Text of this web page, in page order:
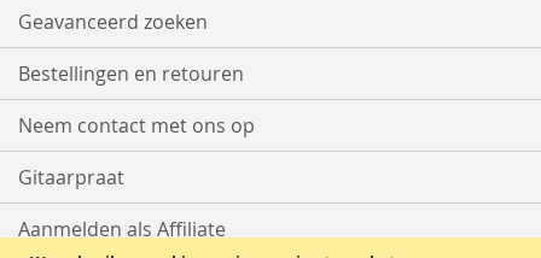
Geavanceerd zoeken
Bestellingen en retouren
Neem contact met ons op
Gitaarpraat
Aanmelden als Affiliate